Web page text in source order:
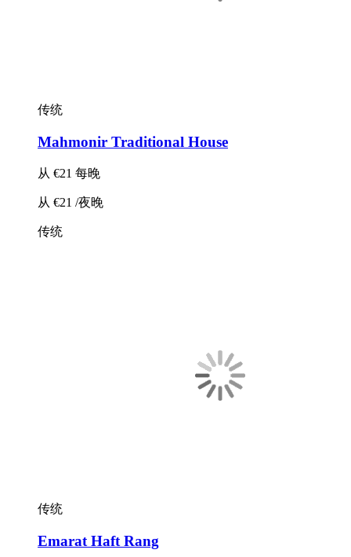
传统
Mahmonir Traditional House
从 €21 每晚
从 €21 /夜晚
传统
传统
Emarat Haft Rang